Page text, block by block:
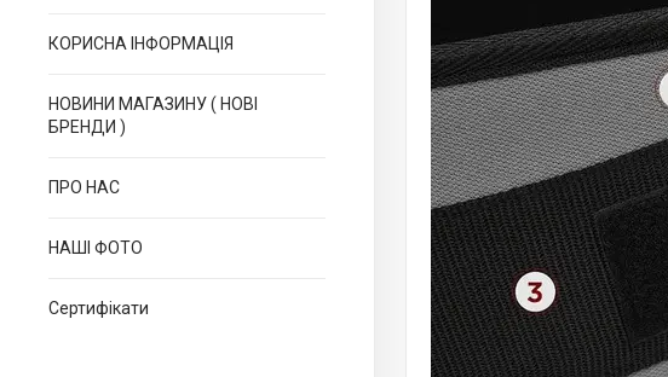
КОРИСНА ІНФОРМАЦІЯ
НОВИНИ МАГАЗИНУ ( НОВІ
БРЕНДИ )
ПРО НАС
НАШІ ФОТО
Сертифікати